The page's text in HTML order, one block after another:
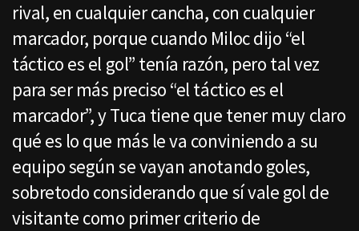
rival, en cualquier cancha, con cualquier
marcador, porque cuando Miloc dijo “el
táctico es el gol” tenía razón, pero tal vez
para ser más preciso “el táctico es el
marcador”, y Tuca tiene que tener muy claro
qué es lo que más le va conviniendo a su
equipo según se vayan anotando goles,
sobretodo considerando que sí vale gol de
visitante como primer criterio de